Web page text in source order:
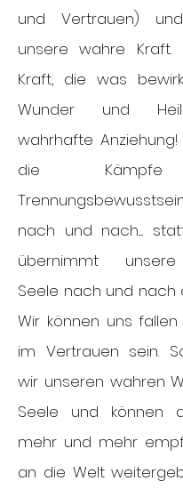
und Vertrauen)
unsere wahre Kraft.
Kraft, die was
Wunder und
wahrhafte Anziehung!
die
nach und nach.....
übernimmt
Seele nach und nach
Wir können uns
im Vertrauen sein.
wir unseren wahren
Seele und können
mehr und mehr
an die Welt